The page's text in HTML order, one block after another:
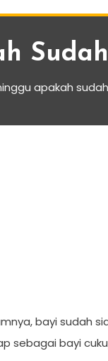
apakah
bayi sudah
sebagai bayi